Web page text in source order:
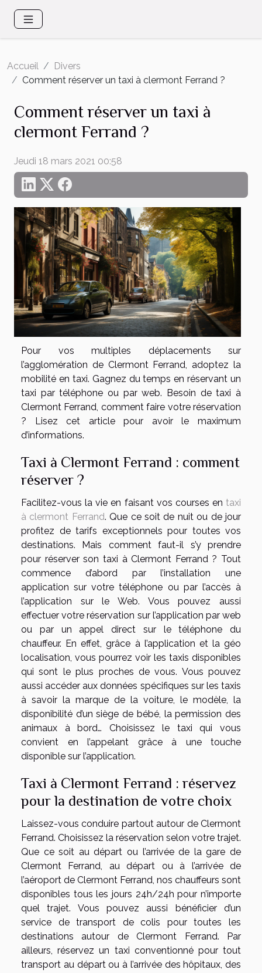
Accueil
Divers
Comment réserver un taxi à clermont Ferrand ?
Comment réserver un taxi à
clermont Ferrand ?
Jeudi 18 mars 2021 00:58
Pour vos multiples déplacements sur
l’agglomération de Clermont Ferrand, adoptez la
mobilité en taxi. Gagnez du temps en réservant un
taxi par téléphone ou par web. Besoin de taxi à
Clermont Ferrand, comment faire votre réservation
? Lisez cet article pour avoir le maximum
d’informations.
Taxi à Clermont Ferrand : comment
réserver ?
Facilitez-vous la vie en faisant vos courses en taxi
à clermont Ferrand. Que ce soit de nuit ou de jour
profitez de tarifs exceptionnels pour toutes vos
destinations. Mais comment faut-il s’y prendre
pour réserver son taxi à Clermont Ferrand ? Tout
commence d’abord par l’installation une
application sur votre téléphone ou par l’accès à
l’application sur le Web. Vous pouvez aussi
effectuer votre réservation sur l’application par web
ou par un appel direct sur le téléphone du
chauffeur. En effet, grâce à l’application et la géo
localisation, vous pourrez voir les taxis disponibles
qui sont le plus proches de vous. Vous pouvez
aussi accéder aux données spécifiques sur les taxis
à savoir la marque de la voiture, le modèle, la
disponibilité d’un siège de bébé, la permission des
animaux à bord… Choisissez le taxi qui vous
convient en l’appelant grâce à une touche
disponible sur l’application.
Taxi à Clermont Ferrand : réservez
pour la destination de votre choix
Laissez-vous conduire partout autour de Clermont
Ferrand. Choisissez la réservation selon votre trajet.
Que ce soit au départ ou l’arrivée de la gare de
Clermont Ferrand, au départ ou à l’arrivée de
l’aéroport de Clermont Ferrand, nos chauffeurs sont
disponibles tous les jours 24h/24h pour n’importe
quel trajet. Vous pouvez aussi bénéficier d’un
service de transport de colis pour toutes les
destinations autour de Clermont Ferrand. Par
ailleurs, réservez un taxi conventionné pour tout
transport au départ ou à l’arrivée des hôpitaux, des